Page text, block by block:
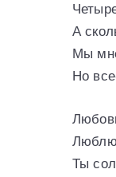
А
Мы
Но
Люблю
Ты